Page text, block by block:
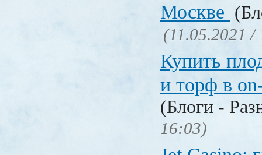
Москве
(11.05.2021 /
Купить
и торф в
(Блоги -
16:03)